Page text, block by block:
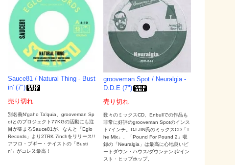
Sauce81 / Natural Thing - Bust
in' (7")
売り切れ
別名義N'gaho Ta'quia、grooveman Sp
otとのプロジェクト77KGの活動にも注
目が集まるSauce81が、なんと「Eglo
Records」より2TRK 7inchをリリース!!
アフロ・ブギー・テイストの「Busti
n'」がコレ又最高！
grooveman Spot / Neuralgia -
D.D.E (7")
売り切れ
数々のミックスCD、Enbullでの作品も
非常に好評のgrooveman Spotのインス
ト7インチ。DJ JIN氏のミックスCD「T
he Mix」、「Pound For Pound 2」収
録の「Neuralgia」は最高に心地良いビ
ートダウン・ハウス/ダウンテンポ/イン
スト・ヒップホップ。